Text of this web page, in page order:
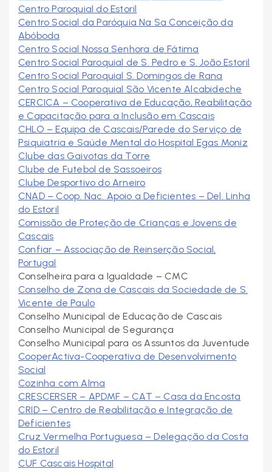
Centro Paroquial do Estoril
Centro Social da Paróquia Nª Sª Conceição da
Abóboda
Centro Social Nossa Senhora de Fátima
Centro Social Paroquial de S. Pedro e S. João Estoril
Centro Social Paroquial S. Domingos de Rana
Centro Social Paroquial São Vicente Alcabideche
CERCICA – Cooperativa de Educação, Reabilitação
e Capacitação para a Inclusão em Cascais
CHLO – Equipa de Cascais/Parede do Serviço de
Psiquiatria e Saúde Mental do Hospital Egas Moniz
Clube das Gaivotas da Torre
Clube de Futebol de Sassoeiros
Clube Desportivo do Arneiro
CNAD – Coop. Nac. Apoio a Deficientes – Del. Linha
do Estoril
Comissão de Proteção de Crianças e Jovens de
Cascais
Confiar – Associação de Reinserção Social,
Portugal
Conselheira para a Igualdade – CMC
Conselho de Zona de Cascais da Sociedade de S.
Vicente de Paulo
Conselho Municipal de Educação de Cascais
Conselho Municipal de Segurança
Conselho Municipal para os Assuntos da Juventude
CooperActiva-Cooperativa de Desenvolvimento
Social
Cozinha com Alma
CRESCERSER – APDMF – CAT – Casa da Encosta
CRID – Centro de Reabilitação e Integração de
Deficientes
Cruz Vermelha Portuguesa – Delegação da Costa
do Estoril
CUF Cascais Hospital